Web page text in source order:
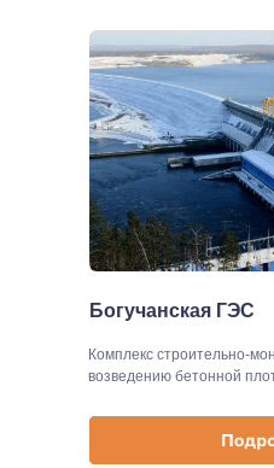
Комплекс строительно-
возведению бетонной
Богучанская ГЭС